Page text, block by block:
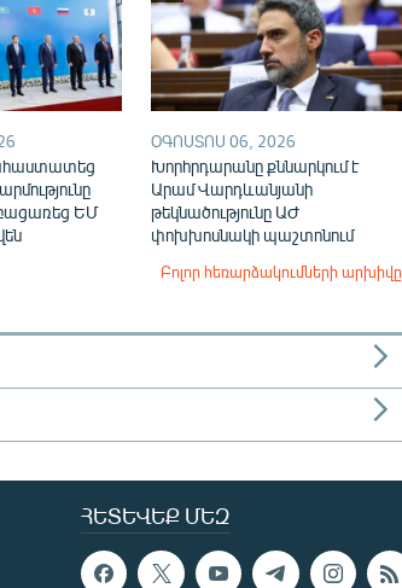
ԵՄ
ՕԳՈՍՏՈՍ 06, 2026
Խորհրդարանը քննարկում է
Արամ Վարդևանյանի
թեկնածությունը ԱԺ
փոխխոսնակի պաշտոնում
Բոլոր հեռարձակումների արխիվը
ՀԵՏԵՎԵՔ ՄԵԶ